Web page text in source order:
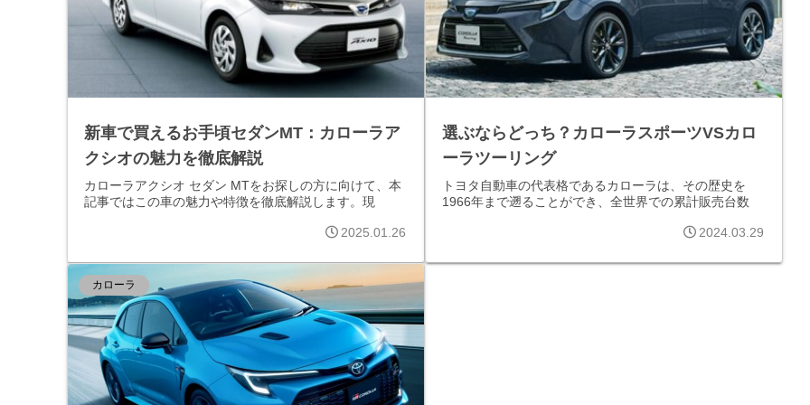
新車で買えるお手頃セダンMT：カローラア
クシオの魅力を徹底解説
カローラアクシオ セダン MTをお探しの方に向けて、本
記事ではこの車の魅力や特徴を徹底解説します。現
2025.01.26
選ぶならどっち？カローラスポーツVSカロ
ーラツーリング
トヨタ自動車の代表格であるカローラは、その歴史を
1966年まで遡ることができ、全世界での累計販売台数
2024.03.29
カローラ